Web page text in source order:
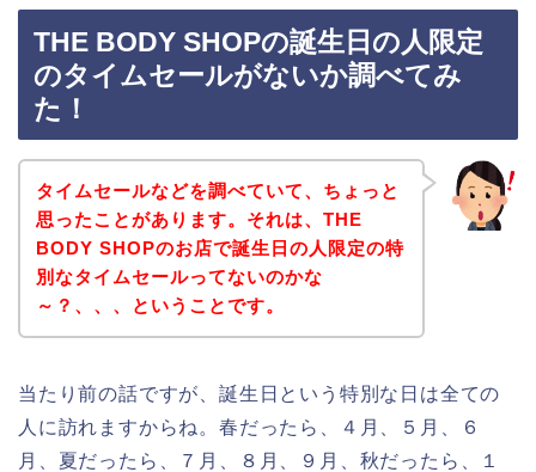
THE BODY SHOPの誕生日の人限定
のタイムセールがないか調べてみ
た！
タイムセールなどを調べていて、ちょっと
思ったことがあります。それは、THE
BODY SHOPのお店で誕生日の人限定の特
別なタイムセールってないのかな
～？、、、ということです。
当たり前の話ですが、誕生日という特別な日は全ての
人に訪れますからね。春だったら、４月、５月、６
月、夏だったら、７月、８月、９月、秋だったら、１